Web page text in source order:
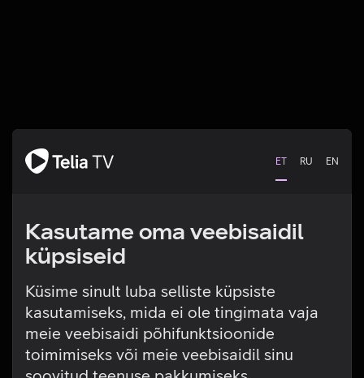
ET RU EN
Kasutame oma veebisaidil
küpsiseid
Küsime sinult luba selliste küpsiste
kasutamiseks, mida ei ole tingimata vaja
meie veebisaidi põhifunktsioonide
toimimiseks või meie veebisaidil sinu
Tehniline viga